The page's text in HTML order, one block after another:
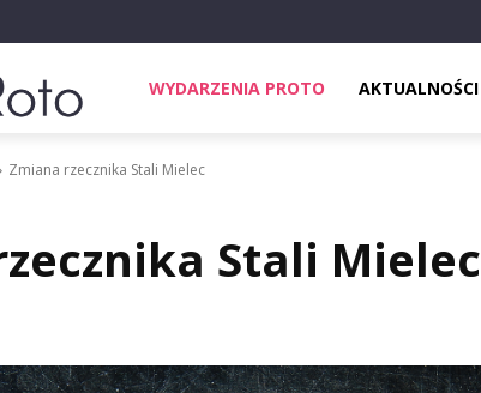
WYDARZENIA PROTO AKTUALNOŚCI
Zmiana rzecznika Stali Mielec
Stali Mielec